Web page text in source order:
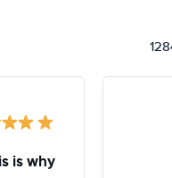
is why